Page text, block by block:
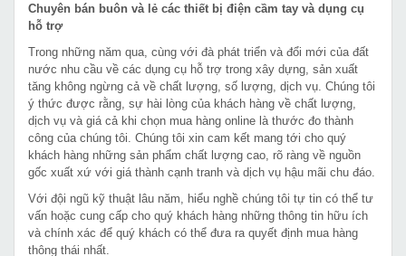
Chuyên bán buôn và lẻ các thiết bị điện cầm tay và dụng cụ
hỗ trợ
Trong những năm qua, cùng với đà phát triển và đổi mới của đất
nước nhu cầu về các dụng cụ hỗ trợ trong xây dựng, sản xuất
tăng không ngừng cả về chất lượng, số lượng, dịch vụ. Chúng tôi
ý thức được rằng, sự hài lòng của khách hàng về chất lượng,
dịch vụ và giá cả khi chọn mua hàng online là thước đo thành
công của chúng tôi. Chúng tôi xin cam kết mang tới cho quý
khách hàng những sản phẩm chất lượng cao, rõ ràng về nguồn
gốc xuất xứ với giá thành cạnh tranh và dịch vụ hậu mãi chu đáo.
Với đội ngũ kỹ thuật lâu năm, hiểu nghề chúng tôi tự tin có thể tư
vấn hoặc cung cấp cho quý khách hàng những thông tin hữu ích
và chính xác để quý khách có thể đưa ra quyết định mua hàng
thông thái nhất.